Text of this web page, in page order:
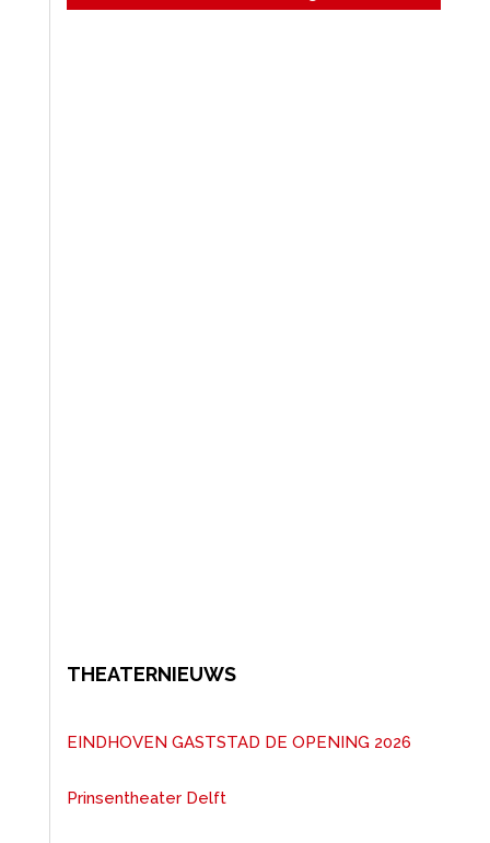
THEATERNIEUWS
EINDHOVEN GASTSTAD DE OPENING 2026
Prinsentheater Delft